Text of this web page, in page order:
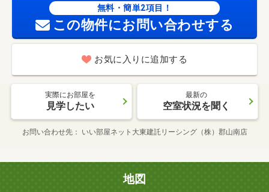
無料・簡単2項目！
この物件にお問い合わせする
お気に入りに追加する
実際にお部屋を
見学したい
最新の
空室状況を聞く
お問い合わせ先 いい部屋ネット大東建託リーシング（株）郡山南店
地図